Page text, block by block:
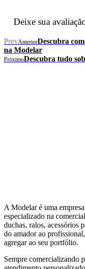
Deixe sua
PrevAnteriorDescubra
na Modelar
PróximoDescubra tudo
A Modelar é uma
especializado na
duchas, ralos, acessórios
do amador ao
agregar ao seu portfólio.
Sempre comercializando